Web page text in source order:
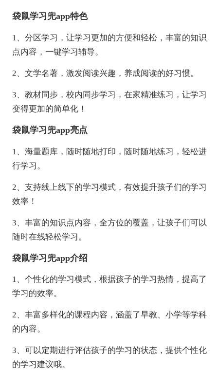
袋鼠学习兜app特色
1、分区学习，让学习更加的方便和轻松，丰富的知识
点内容，一键学习辅导。
2、文学名著，激发阅读兴趣，养成阅读的好习惯。
3、教材同步，校内同步学习，在家精准练习，让学习
变得更加的简单化！
袋鼠学习兜app亮点
1、海量题库，随时随地打印，随时随地练习，轻松进
行学习。
2、支持线上线下的学习模式，有效提升孩子们的学习
效率！
3、丰富的知识点内容，全方位的覆盖，让孩子们可以
随时在线轻松学习。
袋鼠学习兜app介绍
1、个性化的学习模式，根据孩子的学习热情，提高了
学习的效率。
2、丰富多样化的课程内容，涵盖了早教、小学等学科
的内容。
3、可以定期进行评估孩子的学习的状态，提供个性化
的学习建议哦。